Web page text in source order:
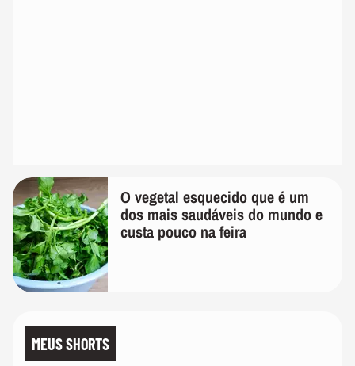
O vegetal esquecido que é um
dos mais saudáveis do mundo e
custa pouco na feira
MEUS SHORTS